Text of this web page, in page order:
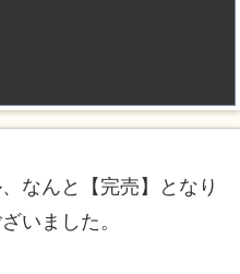
なんと【完売】となり
いました。